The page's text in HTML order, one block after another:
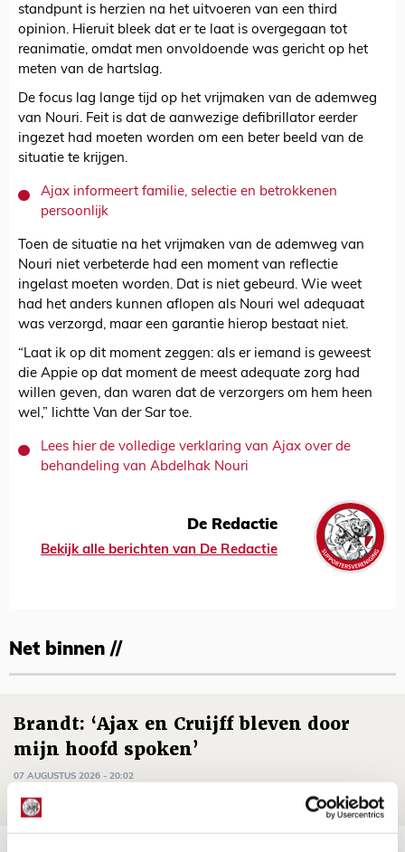
standpunt is herzien na het uitvoeren van een third
opinion. Hieruit bleek dat er te laat is overgegaan tot
reanimatie, omdat men onvoldoende was gericht op het
meten van de hartslag.
De focus lag lange tijd op het vrijmaken van de ademweg
van Nouri. Feit is dat de aanwezige defibrillator eerder
ingezet had moeten worden om een beter beeld van de
situatie te krijgen.
Ajax informeert familie, selectie en betrokkenen
persoonlijk
Toen de situatie na het vrijmaken van de ademweg van
Nouri niet verbeterde had een moment van reflectie
ingelast moeten worden. Dat is niet gebeurd. Wie weet
had het anders kunnen aflopen als Nouri wel adequaat
was verzorgd, maar een garantie hierop bestaat niet.
“Laat ik op dit moment zeggen: als er iemand is geweest
die Appie op dat moment de meest adequate zorg had
willen geven, dan waren dat de verzorgers om hem heen
wel,” lichtte Van der Sar toe.
Lees hier de volledige verklaring van Ajax over de
behandeling van Abdelhak Nouri
De Redactie
Bekijk alle berichten van De Redactie
Net binnen //
Brandt: ‘Ajax en Cruijff bleven door
mijn hoofd spoken’
07 AUGUSTUS 2026 - 20:02
NIEUWS